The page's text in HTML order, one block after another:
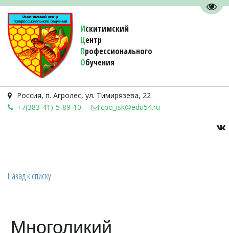
Искитимский
Центр
Профессионального
Обучения
Россия, п. Агролес, ул. Тимирязева, 22
+7(383-41)-5-89-10
cpo_isk@edu54.ru
Назад к списку
Многоликий